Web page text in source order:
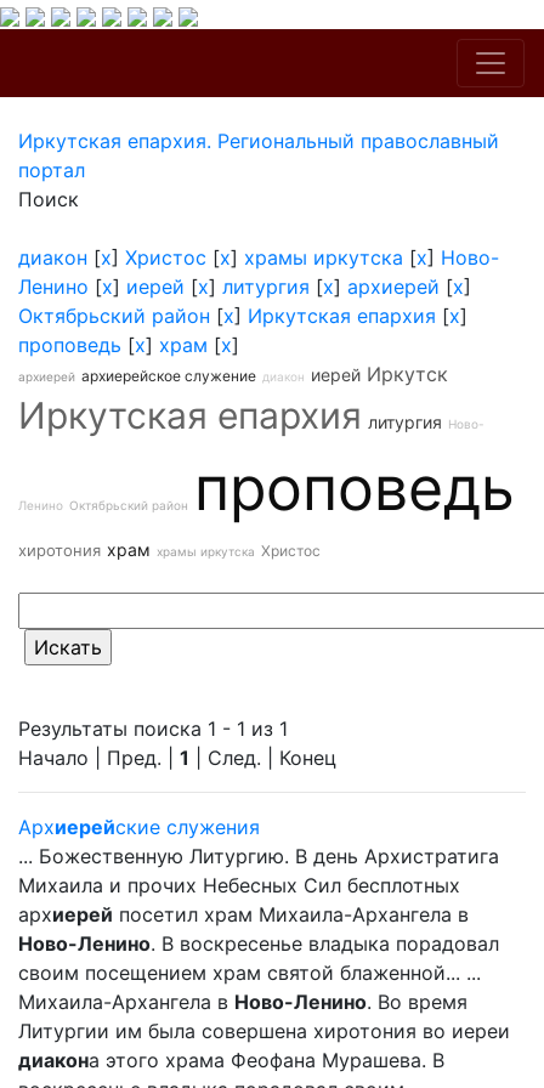
Иркутская епархия. Региональный православный
портал
Поиск
диакон [x] Христос [x] храмы иркутска [x] Ново-
Ленино [x] иерей [x] литургия [x] архиерей [x]
Октябрьский район [x] Иркутская епархия [x]
проповедь [x] храм [x]
архиерей архиерейское служение диакон иерей Иркутск
Иркутская епархия литургия Ново-
Ленино Октябрьский район проповедь
хиротония храм храмы иркутска Христос
Результаты поиска 1 - 1 из 1
Начало | Пред. | 1 | След. | Конец
Архиерейские служения
... Божественную Литургию. В день Архистратига
Михаила и прочих Небесных Сил бесплотных
архиерей посетил храм Михаила-Архангела в
Ново-Ленино. В воскресенье владыка порадовал
своим посещением храм святой блаженной... ...
Михаила-Архангела в Ново-Ленино. Во время
Литургии им была совершена хиротония во иереи
диакона этого храма Феофана Мурашева. В